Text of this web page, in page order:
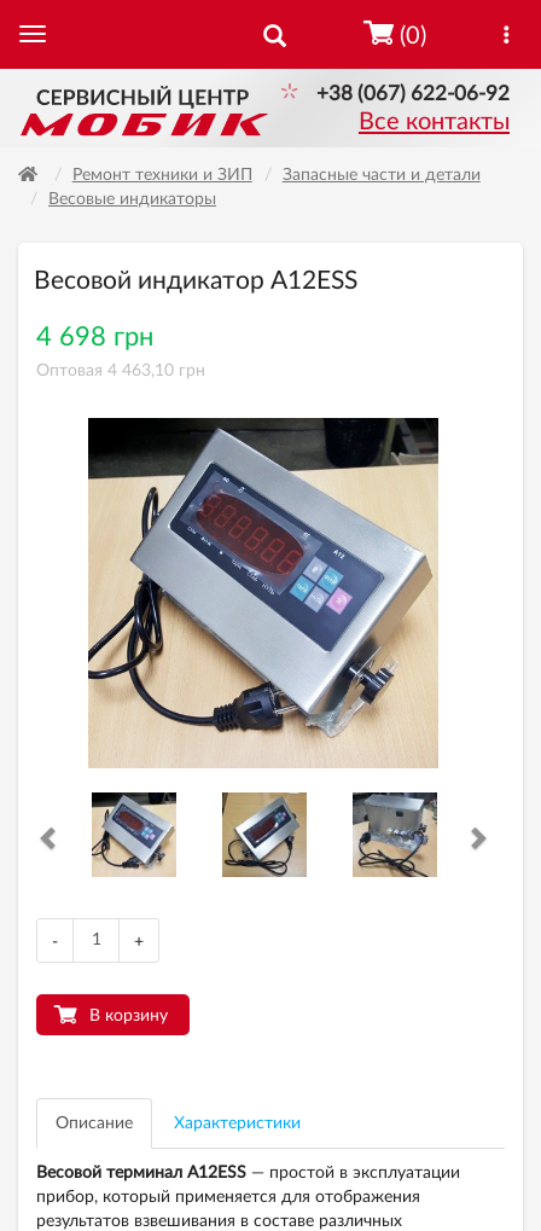
+38 (067) 622-06-92
Все контакты
(0)
Ремонт техники и ЗИП
Запасные части и детали
Весовые индикаторы
Весовой индикатор A12ESS
4 698 грн
Оптовая 4 463,10 грн
- +
В корзину
Описание Характеристики
Весовой терминал A12ESS — простой в эксплуатации
прибор, который применяется для отображения
результатов взвешивания в составе различных